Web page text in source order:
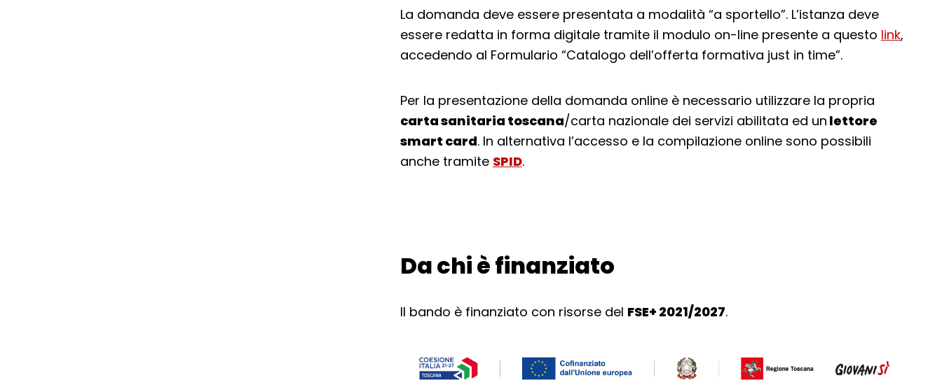
La domanda deve essere presentata a modalità “a sportello”. L’istanza deve
essere redatta in forma digitale tramite il modulo on-line presente a questo link,
accedendo al Formulario “Catalogo dell’offerta formativa just in time”.
Per la presentazione della domanda online è necessario utilizzare la propria
carta sanitaria toscana/carta nazionale dei servizi abilitata ed un lettore
smart card. In alternativa l’accesso e la compilazione online sono possibili
anche tramite SPID.
Da chi è finanziato
Il bando è finanziato con risorse del FSE+ 2021/2027.
Torna alla navigazione